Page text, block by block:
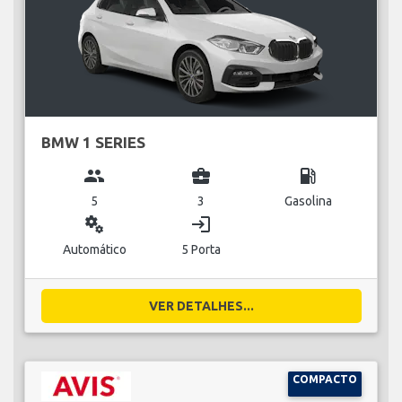
BMW 1 SERIES
group
5
business_center
3
local_gas_station
Gasolina
miscellaneous_services
Automático
login
5 Porta
VER DETALHES...
COMPACTO